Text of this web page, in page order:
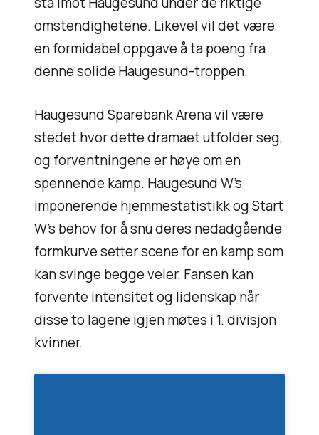
omstendighetene. Likevel vil det være
en formidabel oppgave å ta poeng fra
denne solide Haugesund-troppen.
Haugesund Sparebank Arena vil være
stedet hvor dette dramaet utfolder seg,
og forventningene er høye om en
spennende kamp. Haugesund W’s
imponerende hjemmestatistikk og Start
W’s behov for å snu deres nedadgående
formkurve setter scene for en kamp som
kan svinge begge veier. Fansen kan
forvente intensitet og lidenskap når
disse to lagene igjen møtes i 1. divisjon
kvinner.